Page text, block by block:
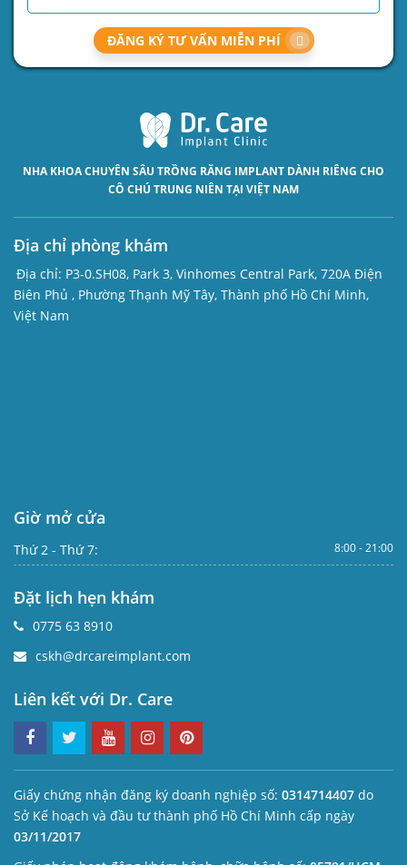
ĐĂNG KÝ TƯ VẤN MIỄN PHÍ
NHA KHOA CHUYÊN SÂU TRỒNG RĂNG IMPLANT DÀNH RIÊNG CHO
CÔ CHÚ TRUNG NIÊN TẠI VIỆT NAM
Địa chỉ phòng khám
Địa chỉ: P3-0.SH08, Park 3, Vinhomes Central Park, 720A Điện
Biên Phủ , Phường Thạnh Mỹ Tây, Thành phố Hồ Chí Minh,
Việt Nam
Giờ mở cửa
Thứ 2 - Thứ 7: 8:00 - 21:00
Đặt lịch hẹn khám
0775 63 8910
cskh@drcareimplant.com
Liên kết với Dr. Care
Giấy chứng nhận đăng ký doanh nghiệp số: 0314714407 do
Sở Kế hoạch và đầu tư thành phố Hồ Chí Minh cấp ngày
03/11/2017